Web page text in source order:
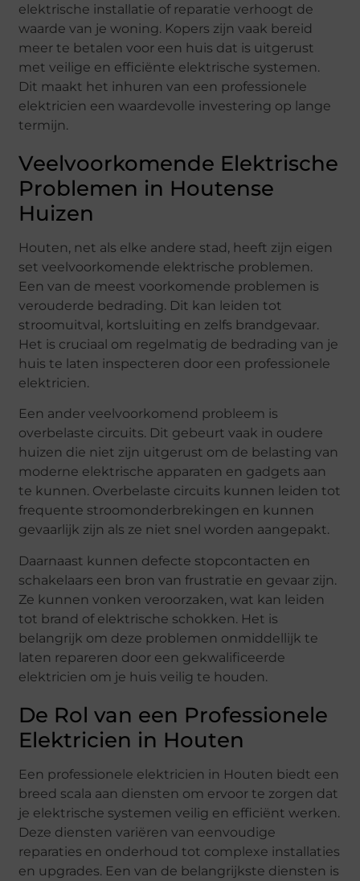
elektrische installatie of reparatie verhoogt de
waarde van je woning. Kopers zijn vaak bereid
meer te betalen voor een huis dat is uitgerust
met veilige en efficiënte elektrische systemen.
Dit maakt het inhuren van een professionele
elektricien een waardevolle investering op lange
termijn.
Veelvoorkomende Elektrische
Problemen in Houtense
Huizen
Houten, net als elke andere stad, heeft zijn eigen
set veelvoorkomende elektrische problemen.
Een van de meest voorkomende problemen is
verouderde bedrading. Dit kan leiden tot
stroomuitval, kortsluiting en zelfs brandgevaar.
Het is cruciaal om regelmatig de bedrading van je
huis te laten inspecteren door een professionele
elektricien.
Een ander veelvoorkomend probleem is
overbelaste circuits. Dit gebeurt vaak in oudere
huizen die niet zijn uitgerust om de belasting van
moderne elektrische apparaten en gadgets aan
te kunnen. Overbelaste circuits kunnen leiden tot
frequente stroomonderbrekingen en kunnen
gevaarlijk zijn als ze niet snel worden aangepakt.
Daarnaast kunnen defecte stopcontacten en
schakelaars een bron van frustratie en gevaar zijn.
Ze kunnen vonken veroorzaken, wat kan leiden
tot brand of elektrische schokken. Het is
belangrijk om deze problemen onmiddellijk te
laten repareren door een gekwalificeerde
elektricien om je huis veilig te houden.
De Rol van een Professionele
Elektricien in Houten
Een professionele elektricien in Houten biedt een
breed scala aan diensten om ervoor te zorgen dat
je elektrische systemen veilig en efficiënt werken.
Deze diensten variëren van eenvoudige
reparaties en onderhoud tot complexe installaties
en upgrades. Een van de belangrijkste diensten is